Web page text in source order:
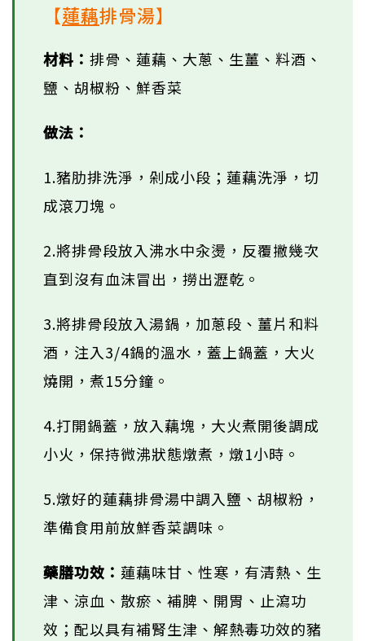
【蓮藕排骨湯】
材料： 排骨、蓮藕、大蔥、生薑、料酒、
鹽、胡椒粉、鮮香菜
做法：
1.豬肋排洗淨，剁成小段；蓮藕洗淨，切
成滾刀塊。
2.將排骨段放入沸水中汆燙，反覆撇幾次
直到沒有血沫冒出，撈出瀝乾。
3.將排骨段放入湯鍋，加蔥段、薑片和料
酒，注入3/4鍋的溫水，蓋上鍋蓋，大火
燒開，煮15分鐘。
4.打開鍋蓋，放入藕塊，大火煮開後調成
小火，保持微沸狀態燉煮，燉1小時。
5.燉好的蓮藕排骨湯中調入鹽、胡椒粉，
準備食用前放鮮香菜調味。
藥膳功效： 蓮藕味甘、性寒，有清熱、生
津、涼血、散瘀、補脾、開胃、止瀉功
效；配以具有補腎生津、解熱毒功效的豬